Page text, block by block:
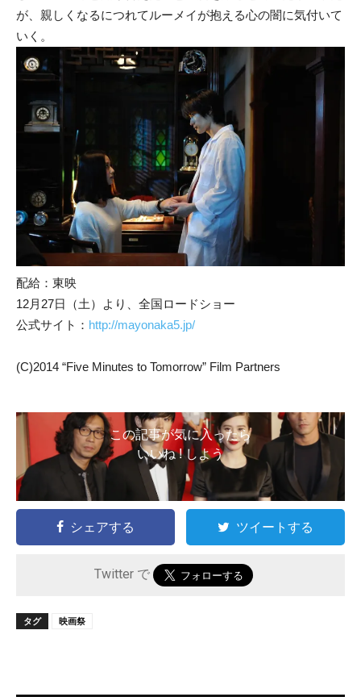
が、親しくなるにつれてルーメイが抱える心の闇に気付いて
いく。
配給：東映
12月27日（土）より、全国ロードショー
公式サイト： http://mayonaka5.jp/
(C)2014 “Five Minutes to Tomorrow” Film Partners
この記事が気に入ったら
いいね ! しよう
シェアする ツイートする
Twitter で
タグ 映画祭